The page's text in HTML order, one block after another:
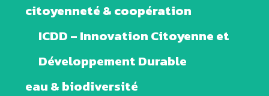
citoyenneté & coopération
ICDD – Innovation Citoyenne et
Développement Durable
eau & biodiversité